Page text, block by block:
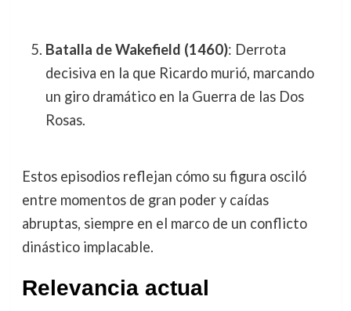
Batalla de Wakefield (1460): Derrota
decisiva en la que Ricardo murió, marcando
un giro dramático en la Guerra de las Dos
Rosas.
Estos episodios reflejan cómo su figura osciló
entre momentos de gran poder y caídas
abruptas, siempre en el marco de un conflicto
dinástico implacable.
Relevancia actual